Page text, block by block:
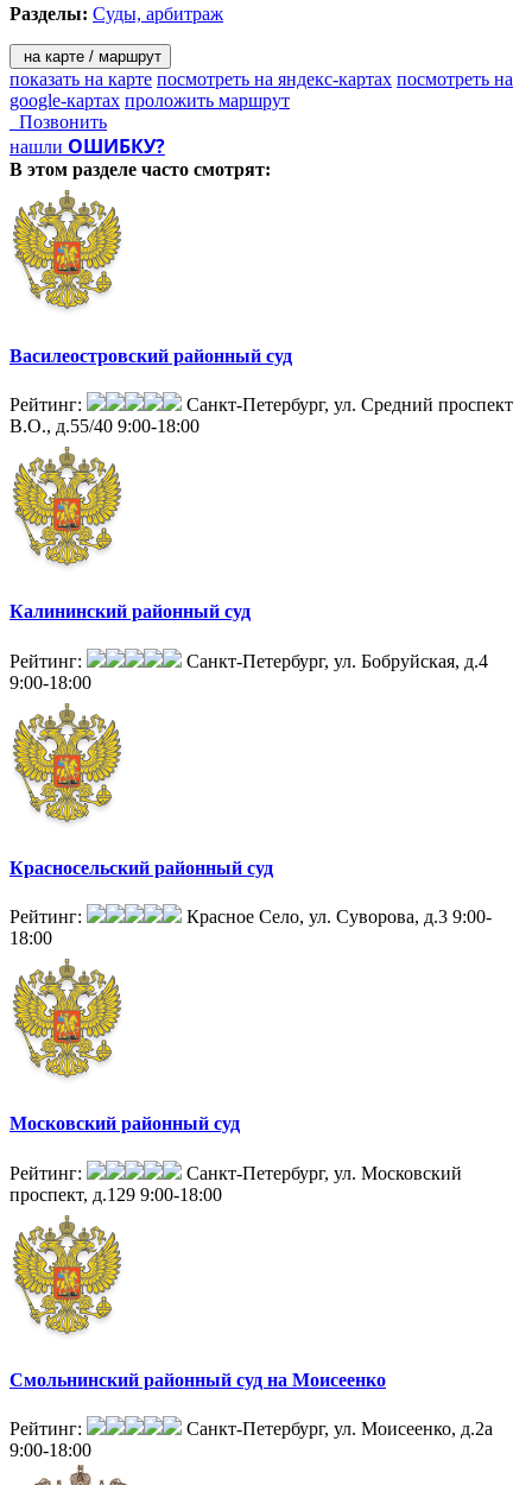
Разделы: Суды, арбитраж
на карте / маршрут
показать на карте посмотреть на яндекс-картах посмотреть на
google-картах проложить маршрут
Позвонить
нашли ОШИБКУ?
В этом разделе часто смотрят:
Василеостровский районный суд
Рейтинг:
Санкт-Петербург, ул. Средний проспект
В.О., д.55/40 9:00-18:00
Калининский районный суд
Рейтинг:
Санкт-Петербург, ул. Бобруйская, д.4
9:00-18:00
Красносельский районный суд
Рейтинг: Красное Село, ул. Суворова, д.3 9:00-
18:00
Московский районный суд
Рейтинг:
Санкт-Петербург, ул. Московский
проспект, д.129 9:00-18:00
Смольнинский районный суд на Моисеенко
Рейтинг:
Санкт-Петербург, ул. Моисеенко, д.2а
9:00-18:00